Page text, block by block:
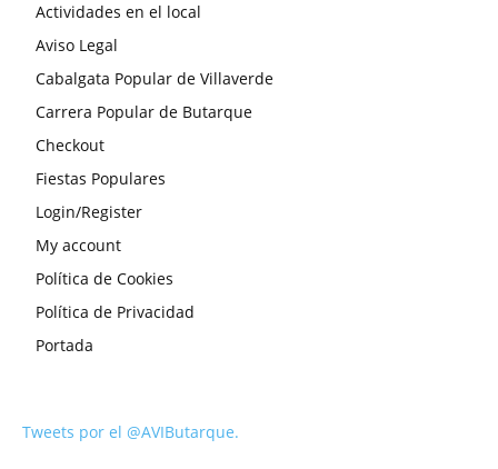
Actividades en el local
Aviso Legal
Cabalgata Popular de Villaverde
Carrera Popular de Butarque
Checkout
Fiestas Populares
Login/Register
My account
Política de Cookies
Política de Privacidad
Portada
Tweets por el @AVIButarque.